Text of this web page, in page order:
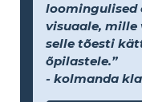
loomingulised
visuaale, mille
selle tõesti
õpilastele.”
- kolmanda